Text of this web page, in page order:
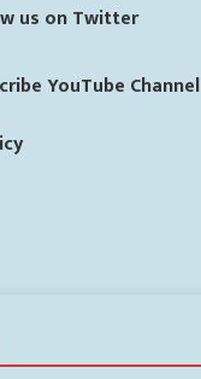
us on Twitter
YouTube Channel